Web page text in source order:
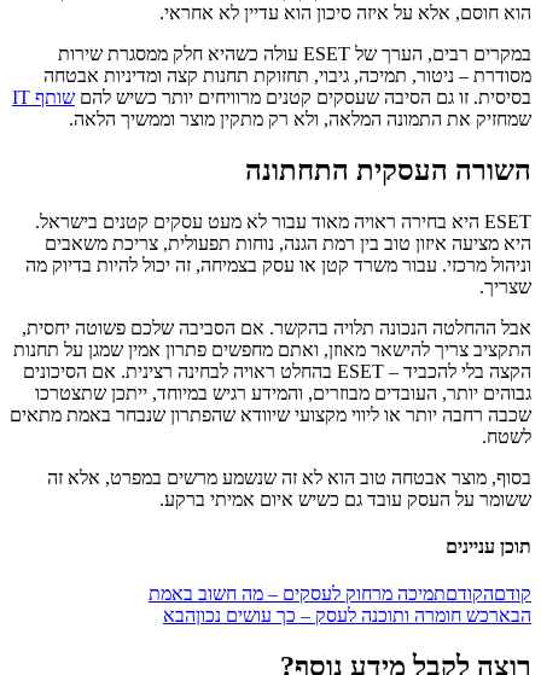
הוא חוסם, אלא על איזה סיכון הוא עדיין לא אחראי.
במקרים רבים, הערך של ESET עולה כשהיא חלק ממסגרת שירות
מסודרת – ניטור, תמיכה, גיבוי, תחזוקת תחנות קצה ומדיניות אבטחה
בסיסית. זו גם הסיבה שעסקים קטנים מרוויחים יותר כשיש להם שותף IT
שמחזיק את התמונה המלאה, ולא רק מתקין מוצר וממשיך הלאה.
השורה העסקית התחתונה
ESET היא בחירה ראויה מאוד עבור לא מעט עסקים קטנים בישראל.
היא מציעה איזון טוב בין רמת הגנה, נוחות תפעולית, צריכת משאבים
וניהול מרכזי. עבור משרד קטן או עסק בצמיחה, זה יכול להיות בדיוק מה
שצריך.
אבל ההחלטה הנכונה תלויה בהקשר. אם הסביבה שלכם פשוטה יחסית,
התקציב צריך להישאר מאוזן, ואתם מחפשים פתרון אמין שמגן על תחנות
הקצה בלי להכביד – ESET בהחלט ראויה לבחינה רצינית. אם הסיכונים
גבוהים יותר, העובדים מבוזרים, והמידע רגיש במיוחד, ייתכן שתצטרכו
שכבה רחבה יותר או ליווי מקצועי שיוודא שהפתרון שנבחר באמת מתאים
לשטח.
בסוף, מוצר אבטחה טוב הוא לא זה שנשמע מרשים במפרט, אלא זה
ששומר על העסק עובד גם כשיש איום אמיתי ברקע.
תוכן עניינים
קודםהקודםתמיכה מרחוק לעסקים – מה חשוב באמת
הבארכש חומרה ותוכנה לעסק – כך עושים נכוןהבא
רוצה לקבל מידע נוסף?